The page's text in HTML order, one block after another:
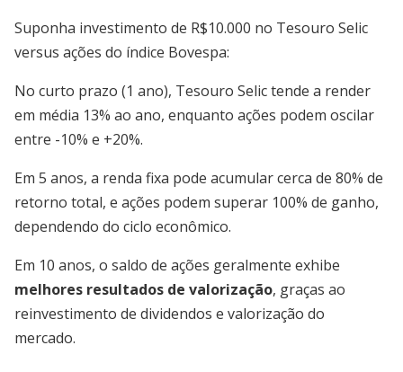
Suponha investimento de R$10.000 no Tesouro Selic
versus ações do índice Bovespa:
No curto prazo (1 ano), Tesouro Selic tende a render
em média 13% ao ano, enquanto ações podem oscilar
entre -10% e +20%.
Em 5 anos, a renda fixa pode acumular cerca de 80% de
retorno total, e ações podem superar 100% de ganho,
dependendo do ciclo econômico.
Em 10 anos, o saldo de ações geralmente exhibe
melhores resultados de valorização, graças ao
reinvestimento de dividendos e valorização do
mercado.